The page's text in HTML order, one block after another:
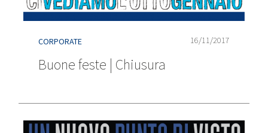
CORPORATE 16/11/2017
Buone feste | Chiusura